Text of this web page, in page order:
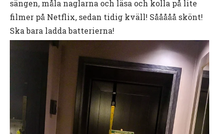
sängen, måla naglarna och läsa och kolla på lite
filmer på Netflix, sedan tidig kväll! Sååååå skönt!
Ska bara ladda batterierna!